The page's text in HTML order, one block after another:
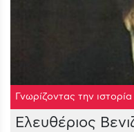
Γνωρίζοντας την
Ελευθέριος